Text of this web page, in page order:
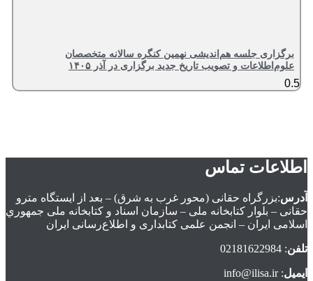
برگزاری جلسه هم‌اندیشی نهمین کنگره سالانه متخصصان
علوم‌اطلاعات و تصویب تاریخ جدید برگزاری در آذر ۱۴۰۵
اطلاعات تماس
آدرس:بزرگراه حقانی (محور غرب به شرق) – بعد از ايستگاه مترو
حقانی – بلوار كتابخانه ملی – سازمان اسناد و كتابخانه ملی جمهوري
اسلامی ايران – انجمن علمی کتابداری و اطلاع‌رسانی ایران
تلفن: 02181622984
ایمیل: info@ilisa.ir